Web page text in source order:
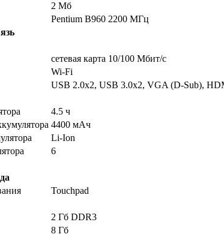
2 Мб
Pentium B960 2200 МГц
сетевая карта 10/100 Мбит/c
Wi-Fi
USB 2.0x2, USB 3.0x2, VGA (D-Sub),
4.5 ч
4400 мАч
Li-Ion
6
Touchpad
2 Гб DDR3
8 Гб